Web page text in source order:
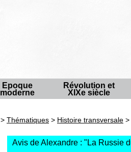
Epoque
moderne
Révolution et
XIXe siècle
> Thématiques > Histoire transversale >
Avis de Alexandre : " La Russie